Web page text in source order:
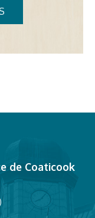
de Coaticook